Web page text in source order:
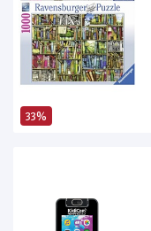
33%